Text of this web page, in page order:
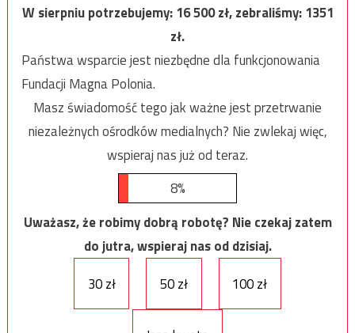
W sierpniu potrzebujemy:16 500zł, zebraliśmy:1351
zł.
Państwa wsparcie jest niezbędne dla funkcjonowania
Fundacji Magna Polonia.
Masz świadomość tego jak ważne jest przetrwanie
niezależnych ośrodków medialnych? Nie zwlekaj więc,
wspieraj nas już od teraz.
8%
Uważasz, że robimy dobrą robotę? Nie czekaj zatem
do jutra, wspieraj nas od dzisiaj.
30 zł
50 zł 100 zł